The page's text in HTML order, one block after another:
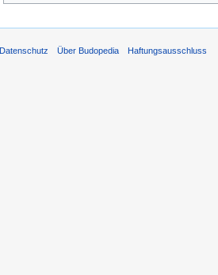
Datenschutz Über Budopedia Haftungsausschluss